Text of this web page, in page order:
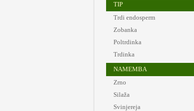
TIP
Trdi endosperm
Zobanka
Poltrdinka
Trdinka
NAMEMBA
Zrno
Silaža
Svinjereja